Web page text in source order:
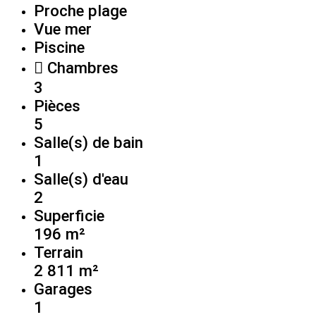
Proche plage
Vue mer
Piscine
Chambres
3
Pièces
5
Salle(s) de bain
1
Salle(s) d'eau
2
Superficie
196 m²
Terrain
2 811 m²
Garages
1